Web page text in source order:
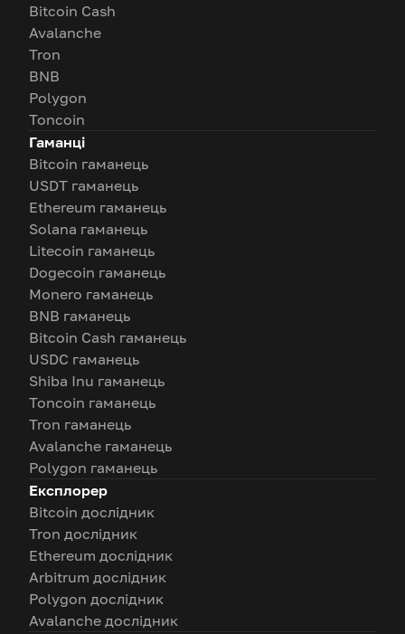
Bitcoin Cash
Avalanche
Tron
BNB
Polygon
Toncoin
Гаманці
Bitcoin гаманець
USDT гаманець
Ethereum гаманець
Solana гаманець
Litecoin гаманець
Dogecoin гаманець
Monero гаманець
BNB гаманець
Bitcoin Cash гаманець
USDC гаманець
Shiba Inu гаманець
Toncoin гаманець
Tron гаманець
Avalanche гаманець
Polygon гаманець
Експлорер
Bitcoin дослідник
Tron дослідник
Ethereum дослідник
Arbitrum дослідник
Polygon дослідник
Avalanche дослідник